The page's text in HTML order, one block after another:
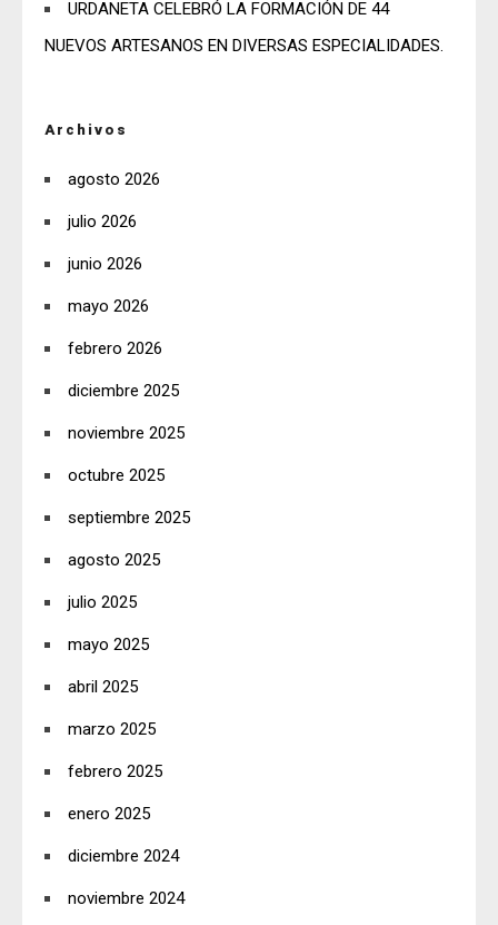
URDANETA CELEBRÓ LA FORMACIÓN DE 44
NUEVOS ARTESANOS EN DIVERSAS ESPECIALIDADES.
Archivos
agosto 2026
julio 2026
junio 2026
mayo 2026
febrero 2026
diciembre 2025
noviembre 2025
octubre 2025
septiembre 2025
agosto 2025
julio 2025
mayo 2025
abril 2025
marzo 2025
febrero 2025
enero 2025
diciembre 2024
noviembre 2024